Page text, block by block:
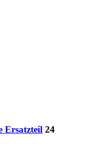
Ersatzteil 24